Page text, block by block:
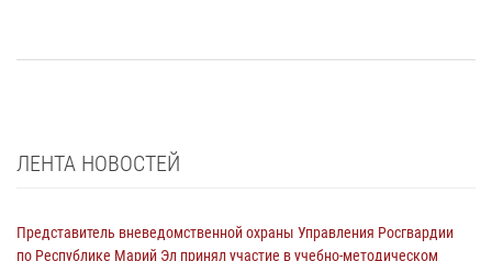
ЛЕНТА НОВОСТЕЙ
Представитель вневедомственной охраны Управления Росгвардии
по Республике Марий Эл принял участие в учебно-методическом